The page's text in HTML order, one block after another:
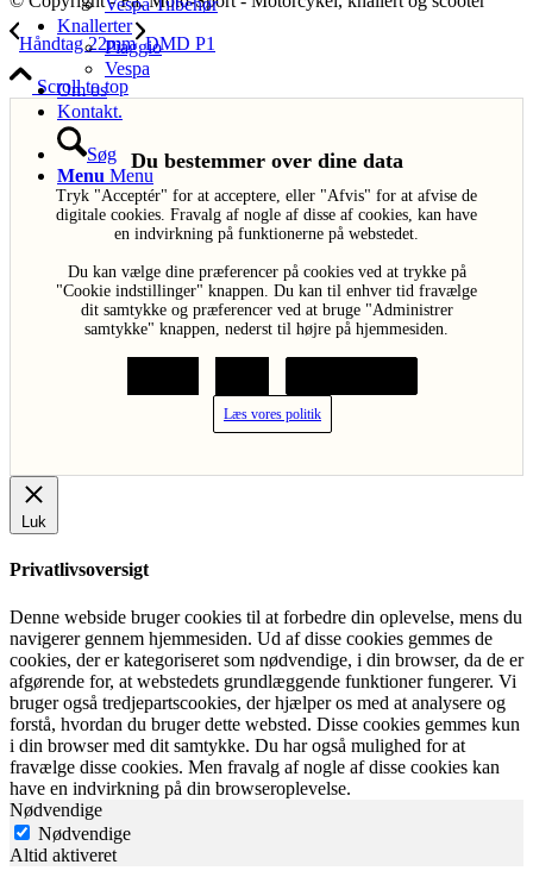
Vespa Tilbehør
Knallerter
Piaggio
Vespa
Om os
Kontakt.
Søg
Menu Menu
Håndtag 22mm DMD P1
Scroll to top
Du bestemmer over dine data
Tryk "Acceptér" for at acceptere, eller "Afvis" for at afvise de
digitale cookies. Fravalg af nogle af disse af cookies, kan have
en indvirkning på funktionerne på webstedet.
Du kan vælge dine præferencer på cookies ved at trykke på
"Cookie indstillinger" knappen. Du kan til enhver tid fravælge
dit samtykke og præferencer ved at bruge "Administrer
samtykke" knappen, nederst til højre på hjemmesiden.
Læs vores politik
Luk
Privatlivsoversigt
Denne webside bruger cookies til at forbedre din oplevelse, mens du
navigerer gennem hjemmesiden. Ud af disse cookies gemmes de
cookies, der er kategoriseret som nødvendige, i din browser, da de er
afgørende for, at webstedets grundlæggende funktioner fungerer. Vi
bruger også tredjepartscookies, der hjælper os med at analysere og
forstå, hvordan du bruger dette websted. Disse cookies gemmes kun
i din browser med dit samtykke. Du har også mulighed for at
fravælge disse cookies. Men fravalg af nogle af disse cookies kan
have en indvirkning på din browseroplevelse.
Nødvendige
Nødvendige
Altid aktiveret